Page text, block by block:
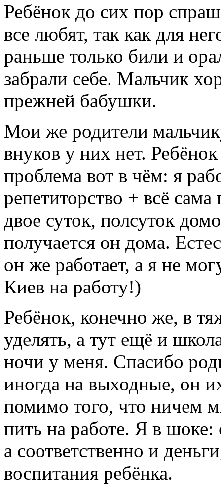
Ребёнок до сих пор
все любят, так как для
раньше только били и
забрали себе. Мальчик
прежней бабушки.
Мои же родители
внуков у них нет.
проблема вот в чём: я
репетиторство + всё
двое суток, полсуток
получается он дома.
он же работает, а я не
Киев на работу!)
Ребёнок, конечно же, в
уделять, а тут ещё и
ночи у меня. Спасибо
иногда на выходные, он
помимо того, что ничем
пить на работе. Я в
а соответственно и
воспитания ребёнка.